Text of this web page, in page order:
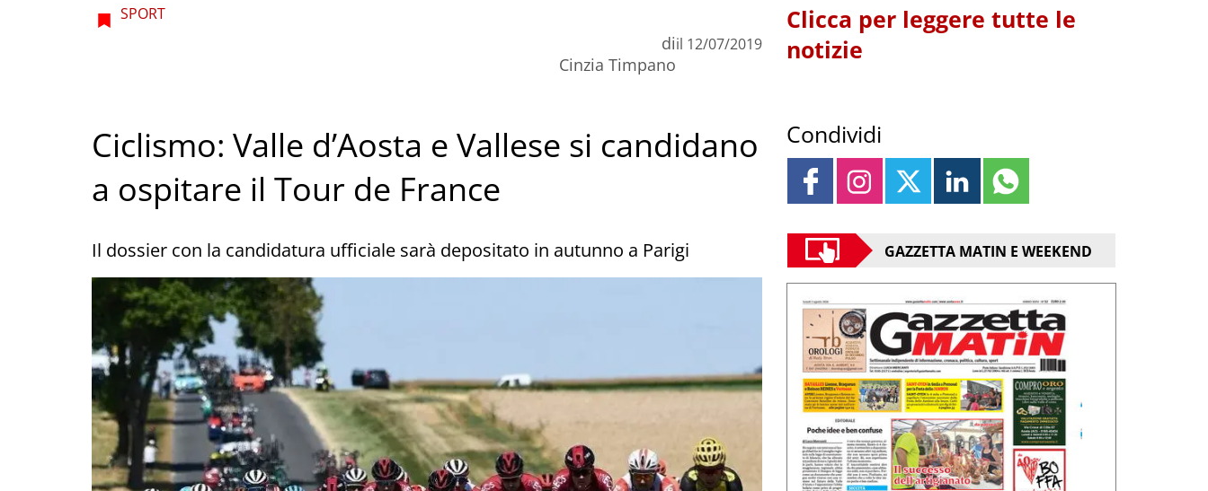
SPORT
di
Cinzia Timpano
il 12/07/2019
Ciclismo: Valle d’Aosta e Vallese si candidano
a ospitare il Tour de France
Il dossier con la candidatura ufficiale sarà depositato in autunno a Parigi
Clicca per leggere tutte le
notizie
Condividi
GAZZETTA MATIN E WEEKEND